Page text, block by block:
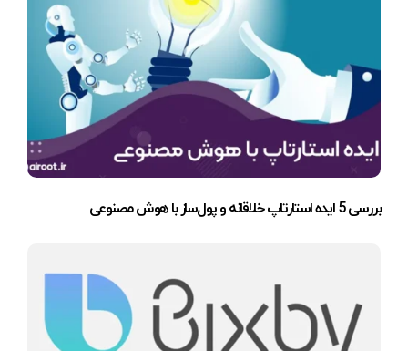
بررسی 5 ایده استارتاپ خلاقانه و پول‌ساز با هوش مصنوعی